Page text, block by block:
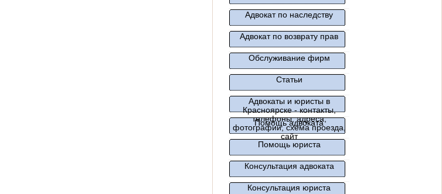
Адвокат по наследству
Адвокат по возврату прав
Обслуживание фирм
Статьи
Адвокаты и юристы в
Красноярске - контакты,
телефоны, адреса,
фотографии, схема проезда,
сайт
Помощь адвоката
Помощь юриста
Консультация адвоката
Консультация юриста